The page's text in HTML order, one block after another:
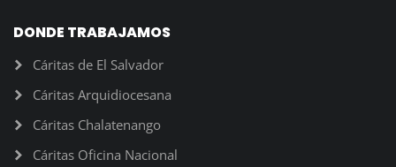
DONDE TRABAJAMOS
Cáritas de El Salvador
Cáritas Arquidiocesana
Cáritas Chalatenango
Cáritas Oficina Nacional